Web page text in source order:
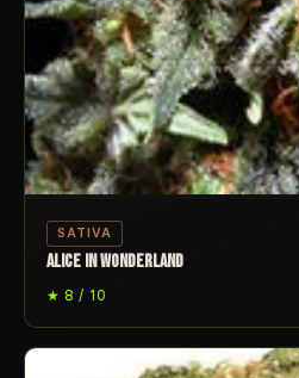
SATIVA
ALICE IN WONDERLAND
★ 8 / 10